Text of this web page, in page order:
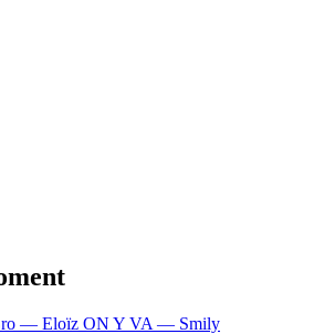
— Eloïz ON Y VA — Smily